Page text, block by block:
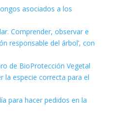
asociados a los
Comprender, observar e
responsable del árbol’, con
de BioProtección Vegetal
la especie correcta para el
para hacer pedidos en la